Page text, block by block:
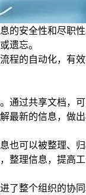
的安全性和尽职
遗忘。
程的自动化，有
通过共享文档，
最新的信息，做
也可以被整理、
整理信息，提高
了整个组织的协